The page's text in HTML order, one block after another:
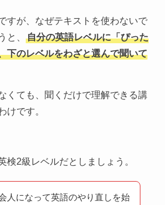
すが、なぜテキストを使わないで
と、
自分の英語レベルに「ぴった
下のレベルをわざと選んで聞いて
くても、聞くだけで理解できる講
けです。
検2級レベルだとしましょう。
人になって英語のやり直しを始